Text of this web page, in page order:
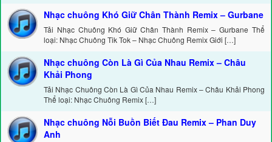
Nhạc chuông Khó Giữ Chân Thành Remix – Gurbane
Tải Nhạc Chuông Khó Giữ Chân Thành Remix – Gurbane Thể
loại: Nhạc Chuông Tik Tok – Nhạc Chuông Remix Giới […]
Nhạc chuông Còn Là Gì Của Nhau Remix – Châu
Khải Phong
Tải Nhạc Chuông Còn Là Gì Của Nhau Remix – Châu Khải Phong
Thể loại: Nhạc Chuông Remix […]
Nhạc chuông Nỗi Buồn Biết Đau Remix – Phan Duy
Anh